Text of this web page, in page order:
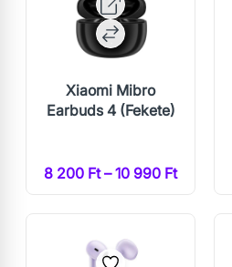
Xiaomi Mibro
Earbuds 4 (Fekete)
8 200 Ft – 10 990 Ft